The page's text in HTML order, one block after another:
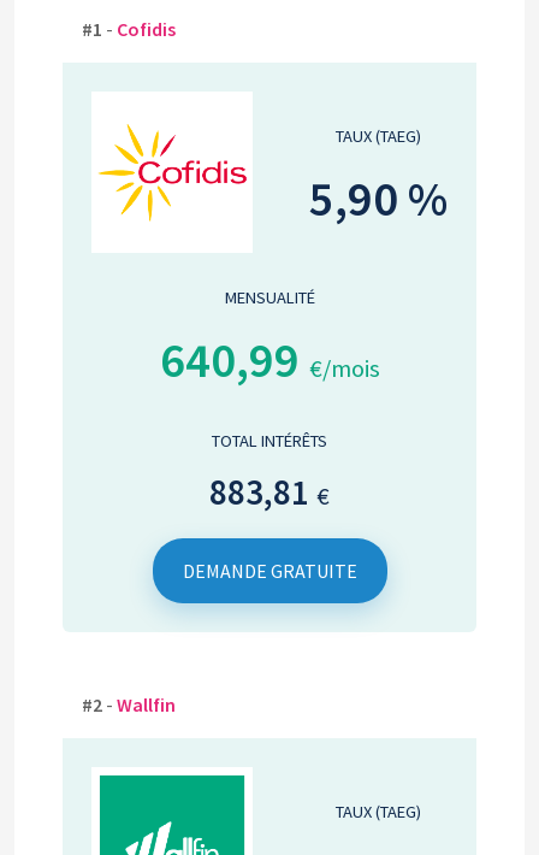
#1 - Cofidis
TAUX (TAEG)
5,90 %
MENSUALITÉ
640,99 €/mois
TOTAL INTÉRÊTS
883,81 €
DEMANDE GRATUITE
#2 - Wallfin
TAUX (TAEG)